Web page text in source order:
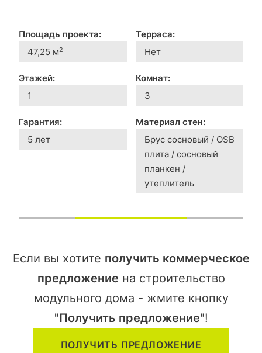
Площадь проекта:
47,25 м2
Терраса:
Нет
Этажей:
1
Комнат:
3
Гарантия:
5 лет
Материал стен:
Брус сосновый / OSB
плита / сосновый
планкен /
утеплитель
Если вы хотите получить коммерческое
предложение на строительство
модульного дома - жмите кнопку
"Получить предложение"!
ПОЛУЧИТЬ ПРЕДЛОЖЕНИЕ